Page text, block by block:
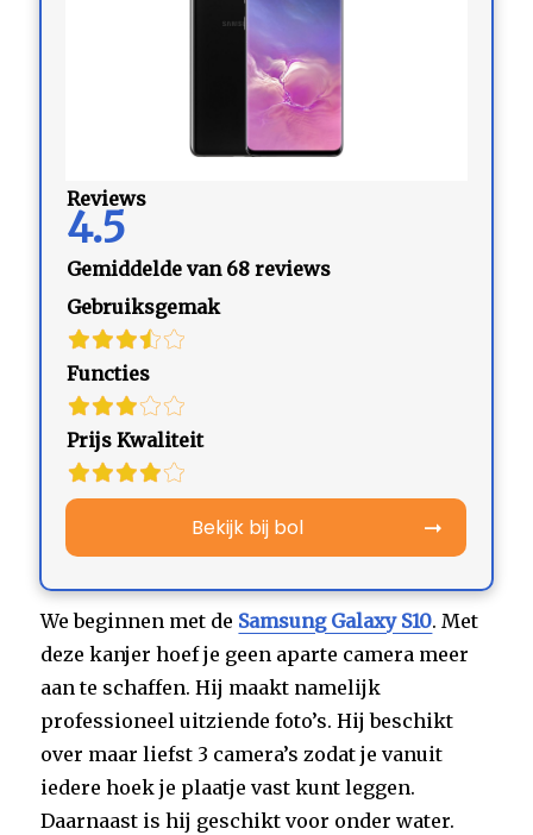
Reviews
4.5
Gemiddelde van 68 reviews
Gebruiksgemak
Functies
Prijs Kwaliteit
Bekijk bij bol
We beginnen met de Samsung Galaxy S10. Met
deze kanjer hoef je geen aparte camera meer
aan te schaffen. Hij maakt namelijk
professioneel uitziende foto’s. Hij beschikt
over maar liefst 3 camera’s zodat je vanuit
iedere hoek je plaatje vast kunt leggen.
Daarnaast is hij geschikt voor onder water.